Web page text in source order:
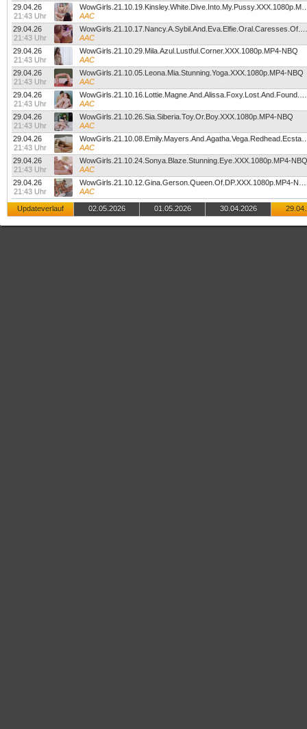
29.04.26
21:43 Uhr
AAC
29.04.26
21:43 Uhr
AAC
29.04.26
21:43 Uhr
WowGirls.21.10.29.Mila.Azul.Lustful.Corner.XXX.1080p.MP4-NBQ
AAC
29.04.26
21:43 Uhr
WowGirls.21.10.05.Leona.Mia.Stunning.Yoga.XXX.1080p.MP4-NBQ
AAC
29.04.26
21:43 Uhr
AAC
29.04.26
21:43 Uhr
WowGirls.21.10.26.Sia.Siberia.Toy.Or.Boy.XXX.1080p.MP4-NBQ
AAC
29.04.26
21:43 Uhr
AAC
29.04.26
21:43 Uhr
WowGirls.21.10.24.Sonya.Blaze.Stunning.Eye.XXX.1080p.MP4-NBQ
AAC
29.04.26
21:43 Uhr
AAC
Updateverlauf 02.05.2026 01.05.2026 30.04.2026